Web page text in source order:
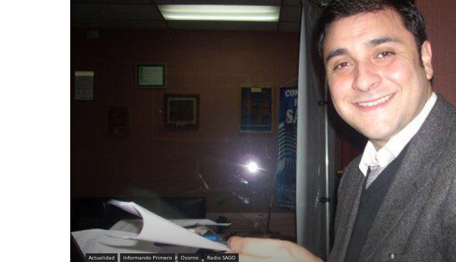
Actualidad Informando Primero Osorno Radio SAGO